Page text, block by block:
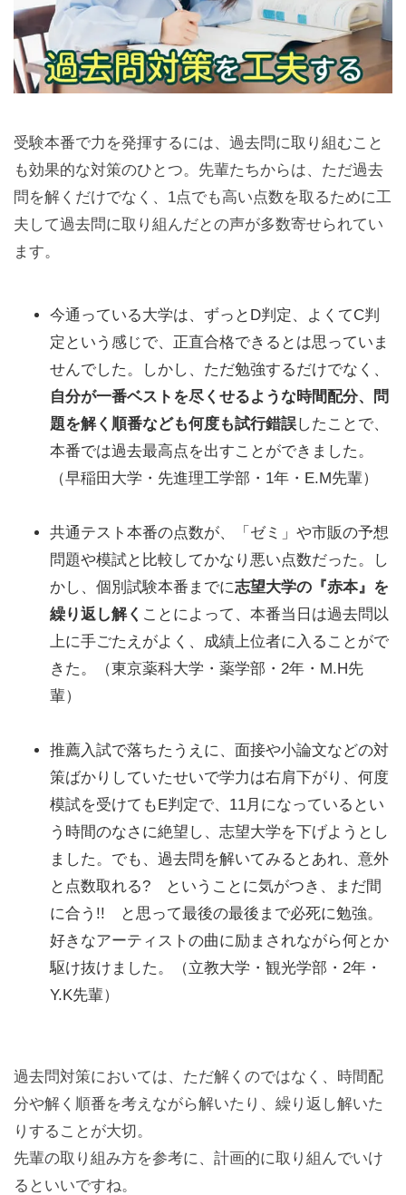
受験本番で力を発揮するには、過去問に取り組むこと
も効果的な対策のひとつ。先輩たちからは、ただ過去
問を解くだけでなく、1点でも高い点数を取るために工
夫して過去問に取り組んだとの声が多数寄せられてい
ます。
今通っている大学は、ずっとD判定、よくてC判
定という感じで、正直合格できるとは思っていま
せんでした。しかし、ただ勉強するだけでなく、
自分が一番ベストを尽くせるような時間配分、問
題を解く順番なども何度も試行錯誤したことで、
本番では過去最高点を出すことができました。
（早稲田大学・先進理工学部・1年・E.M先輩）
共通テスト本番の点数が、「ゼミ」や市販の予想
問題や模試と比較してかなり悪い点数だった。し
かし、個別試験本番までに志望大学の『赤本』を
繰り返し解く ことによって、本番当日は過去問以
上に手ごたえがよく、成績上位者に入ることがで
きた。（東京薬科大学・薬学部・2年・M.H先
輩）
推薦入試で落ちたうえに、面接や小論文などの対
策ばかりしていたせいで学力は右肩下がり、何度
模試を受けてもE判定で、11月になっているとい
う時間のなさに絶望し、志望大学を下げようとし
ました。でも、過去問を解いてみるとあれ、意外
と点数取れる? ということに気がつき、まだ間
に合う!! と思って最後の最後まで必死に勉強。
好きなアーティストの曲に励まされながら何とか
駆け抜けました。（立教大学・観光学部・2年・
Y.K先輩）
過去問対策においては、ただ解くのではなく、時間配
分や解く順番を考えながら解いたり、繰り返し解いた
りすることが大切。
先輩の取り組み方を参考に、計画的に取り組んでいけ
るといいですね。